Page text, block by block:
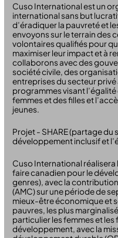
Cuso International est un
international sans but
d’éradiquer la pauvreté et
envoyons sur le terrain des
volontaires qualifiés pour
maximiser leur impact et à
collaborons avec des
société civile, des
entreprises du secteur
programmes visant
femmes et des filles et
jeunes.
Projet - SHARE (partage
développement inclusif et
Cuso International réalisera
faire canadien pour le
genres), avec la
(AMC) sur une période de
mieux-être économique et
pauvres, les plus
particulier les femmes et les
développement, avec la